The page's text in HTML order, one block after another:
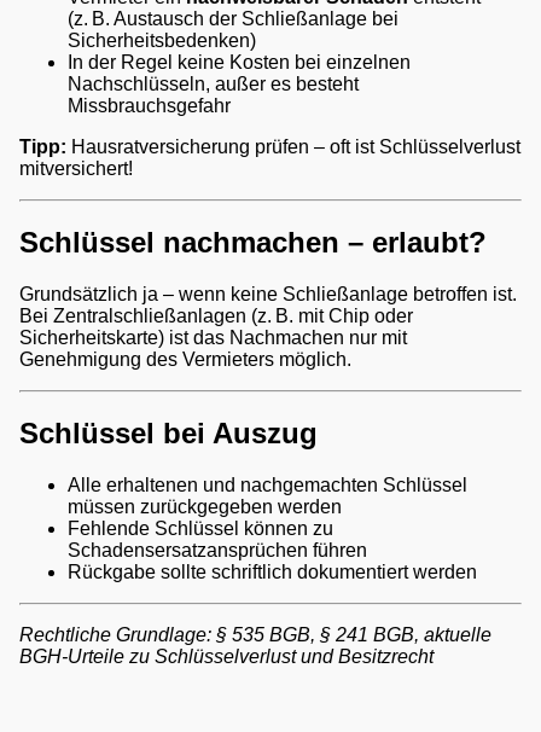
(z. B. Austausch der Schließanlage bei
Sicherheitsbedenken)
In der Regel keine Kosten bei einzelnen
Nachschlüsseln, außer es besteht
Missbrauchsgefahr
Tipp: Hausratversicherung prüfen – oft ist Schlüsselverlust
mitversichert!
Schlüssel nachmachen – erlaubt?
Grundsätzlich ja – wenn keine Schließanlage betroffen ist.
Bei Zentralschließanlagen (z. B. mit Chip oder
Sicherheitskarte) ist das Nachmachen nur mit
Genehmigung des Vermieters möglich.
Schlüssel bei Auszug
Alle erhaltenen und nachgemachten Schlüssel
müssen zurückgegeben werden
Fehlende Schlüssel können zu
Schadensersatzansprüchen führen
Rückgabe sollte schriftlich dokumentiert werden
Rechtliche Grundlage: § 535 BGB, § 241 BGB, aktuelle
BGH-Urteile zu Schlüsselverlust und Besitzrecht